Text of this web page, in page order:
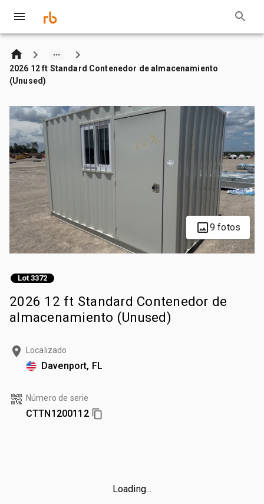
2026 12 ft Standard Contenedor de almacenamiento
(Unused)
9 fotos
Lot 3372
2026 12 ft Standard Contenedor de
almacenamiento (Unused)
Localizado
Davenport, FL
Número de serie
CTTN1200112
Loading...